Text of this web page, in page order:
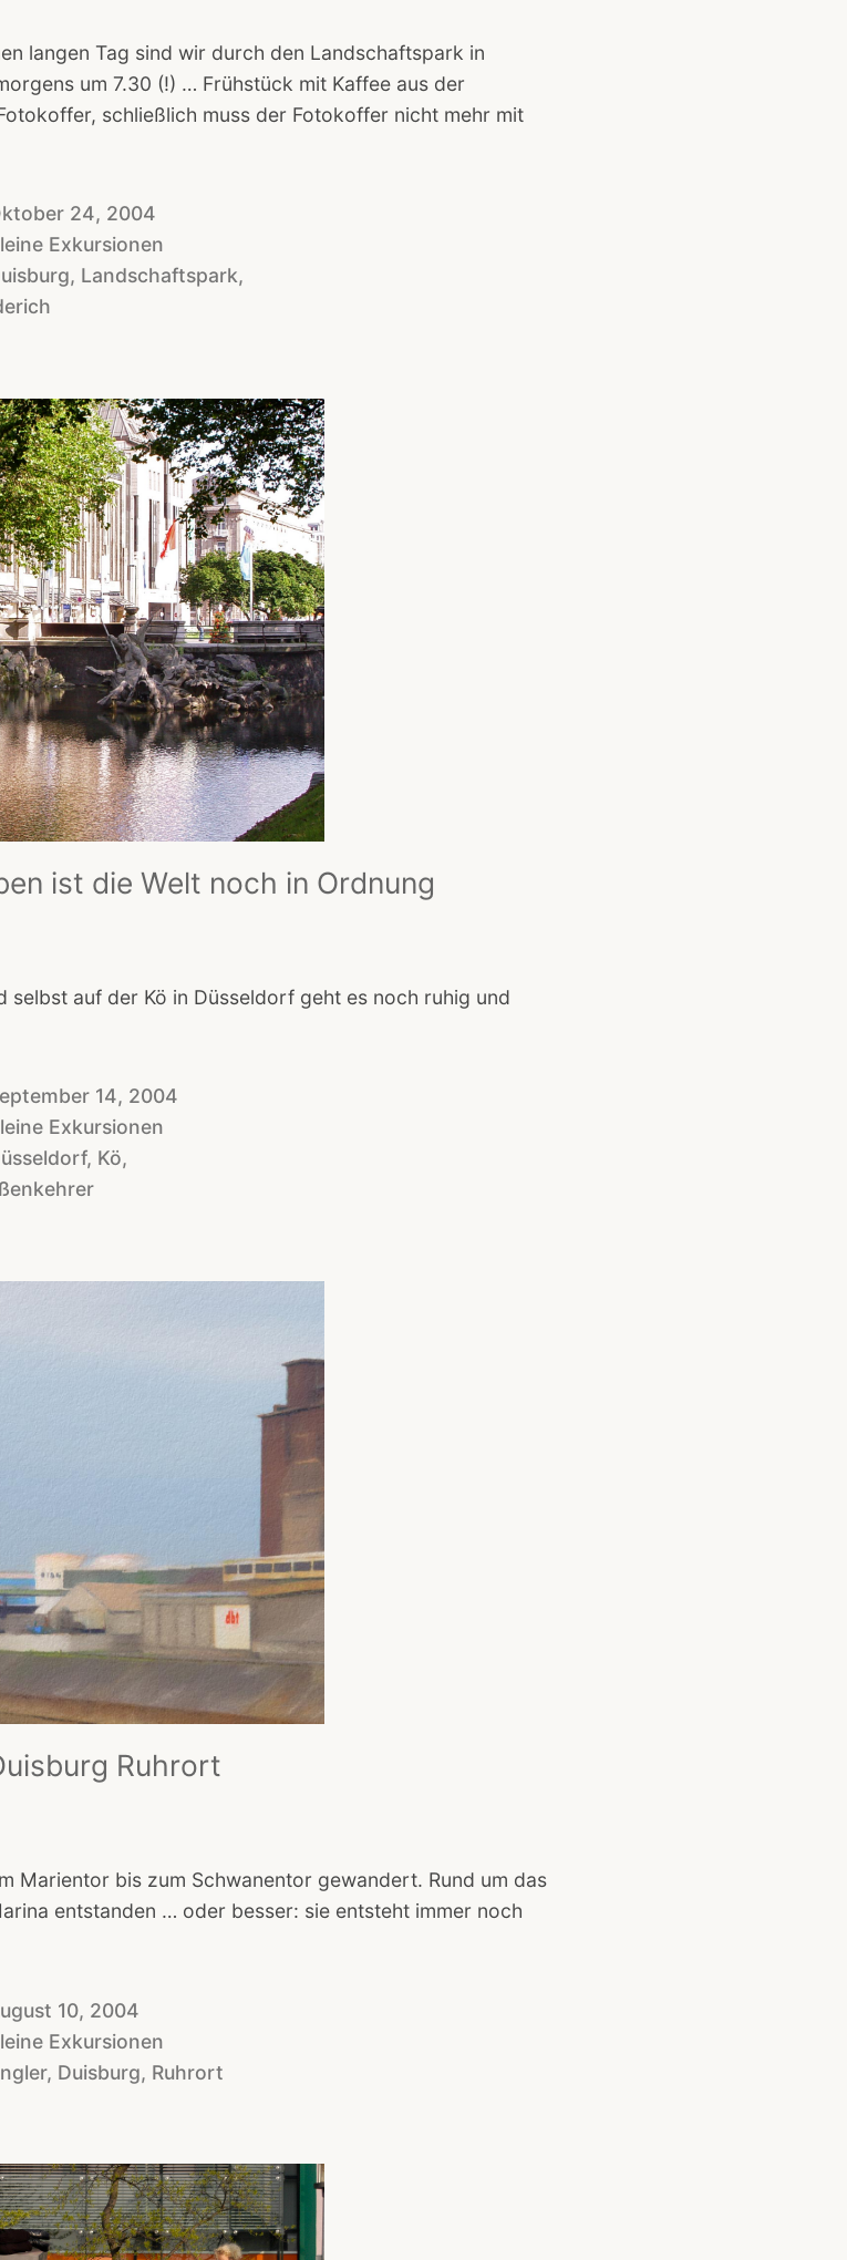
langen Tag sind wir durch den Landschaftspark in
um 7.30 (!) … Frühstück mit Kaffee aus der
schließlich muss der Fotokoffer nicht mehr mit
24, 2004
Exkursionen
, Landschaftspark,
ist die Welt noch in Ordnung
auf der Kö in Düsseldorf geht es noch ruhig und
14, 2004
Exkursionen
, Kö,
Ruhrort
Marientor bis zum Schwanentor gewandert. Rund um das
entstanden … oder besser: sie entsteht immer noch
10, 2004
Exkursionen
, Duisburg, Ruhrort